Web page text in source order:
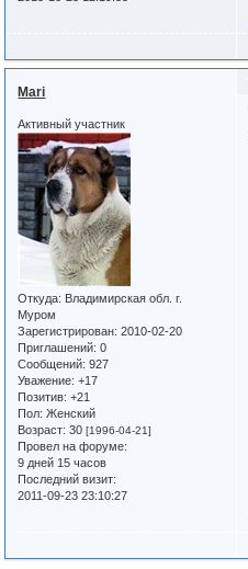
Mari
Активный участник
Откуда: Владимирская обл. г.
Муром
Зарегистрирован: 2010-02-20
Приглашений: 0
Сообщений: 927
Уважение: +17
Позитив: +21
Пол: Женский
Возраст: 30[1996-04-21]
Провел на форуме:
9 дней 15 часов
Последний визит:
2011-09-23 23:10:27